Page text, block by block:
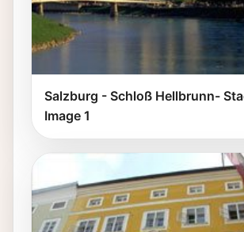
Salzburg - Schloß Hellbrunn-
Image 1